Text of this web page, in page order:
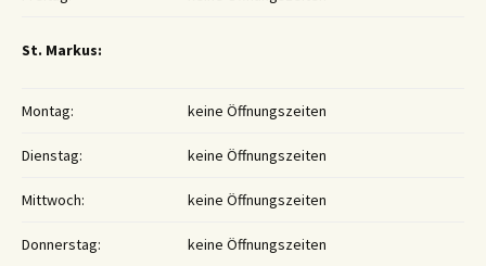
St. Markus:
Montag: keine Öffnungszeiten
Dienstag: keine Öffnungszeiten
Mittwoch: keine Öffnungszeiten
Donnerstag: keine Öffnungszeiten